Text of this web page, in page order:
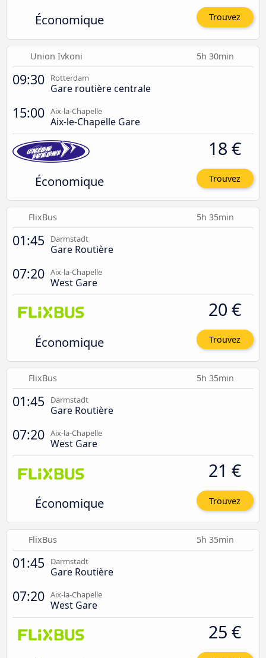
Économique Trouvez
Union Ivkoni 5h 30min
09:30 Rotterdam
Gare routière centrale
15:00 Aix-la-Chapelle
Aix-le-Chapelle Gare
Économique
18 €
Trouvez
FlixBus 5h 35min
01:45 Darmstadt
Gare Routière
07:20 Aix-la-Chapelle
West Gare
Économique
20 €
Trouvez
FlixBus 5h 35min
01:45 Darmstadt
Gare Routière
07:20 Aix-la-Chapelle
West Gare
Économique
21 €
Trouvez
FlixBus 5h 35min
01:45 Darmstadt
Gare Routière
07:20 Aix-la-Chapelle
West Gare
25 €